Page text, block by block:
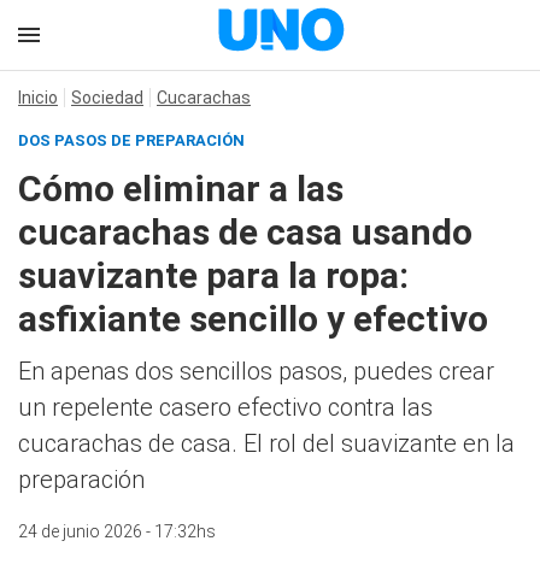
Inicio Sociedad Cucarachas
DOS PASOS DE PREPARACIÓN
Cómo eliminar a las
cucarachas de casa usando
suavizante para la ropa:
asfixiante sencillo y efectivo
En apenas dos sencillos pasos, puedes crear
un repelente casero efectivo contra las
cucarachas de casa. El rol del suavizante en la
preparación
24 de junio 2026 - 17:32hs